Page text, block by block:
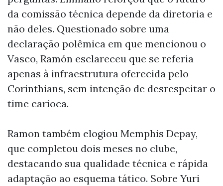
da comissão técnica depende da diretoria e
não deles. Questionado sobre uma
declaração polêmica em que mencionou o
Vasco, Ramón esclareceu que se referia
apenas à infraestrutura oferecida pelo
Corinthians, sem intenção de desrespeitar o
time carioca.
Ramon também elogiou Memphis Depay,
que completou dois meses no clube,
destacando sua qualidade técnica e rápida
adaptação ao esquema tático. Sobre Yuri